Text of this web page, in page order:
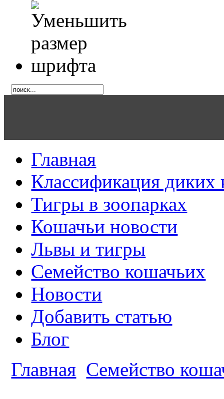
Главная
Классификация диких
Тигры в зоопарках
Кошачьи новости
Львы и тигры
Семейство кошачьих
Новости
Добавить статью
Блог
Главная Семейство